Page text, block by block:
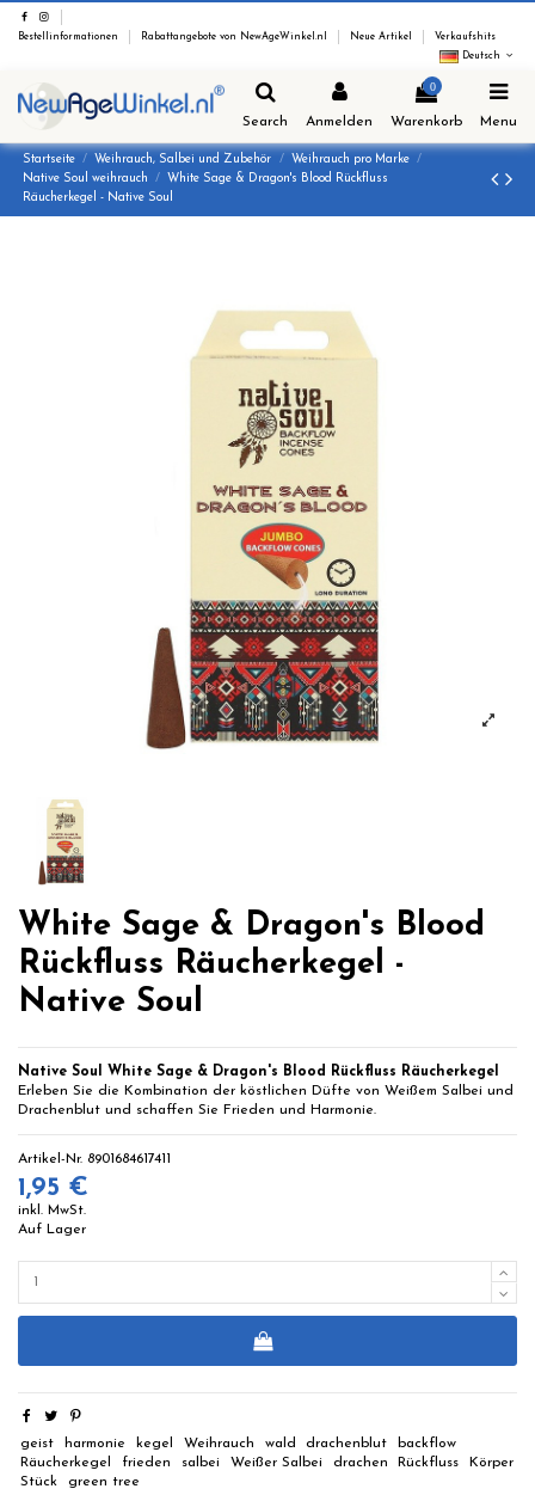
Bestellinformationen Rabattangebote von NewAgeWinkel.nl Neue Artikel
Verkaufshits
Deutsch
Search Anmelden
0
Warenkorb Menu
Startseite Weihrauch, Salbei und Zubehör
Weihrauch pro Marke
Native Soul weihrauch
White Sage & Dragon's Blood Rückfluss
Räucherkegel - Native Soul
White Sage & Dragon's Blood
Rückfluss Räucherkegel -
Native Soul
Native Soul White Sage & Dragon's Blood Rückfluss Räucherkegel
Erleben Sie die Kombination der köstlichen Düfte von Weißem Salbei und
Drachenblut und schaffen Sie Frieden und Harmonie.
Artikel-Nr. 8901684617411
1,95 €
inkl. MwSt.
Auf Lager
geist harmonie kegel Weihrauch wald drachenblut
backflow
Räucherkegel
frieden salbei Weißer Salbei drachen Rückfluss
Körper
Stück
green tree